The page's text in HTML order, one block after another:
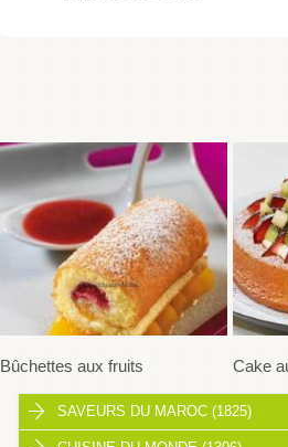
Bûchettes aux fruits Cake
SAVEURS DU MAROC (1825)